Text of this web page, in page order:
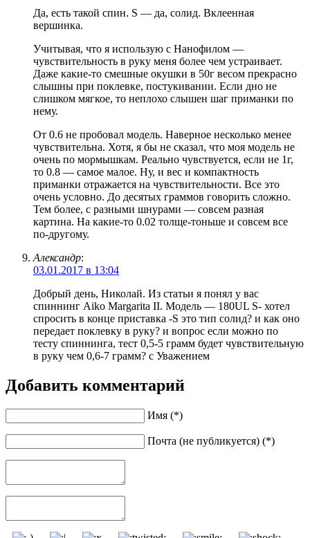
Да, есть такой спин. S — да, солид. Вклеенная
вершинка.
Учитывая, что я использую с Нанофилом —
чувствительность в руку меня более чем устраивает.
Даже какие-то смешные окушки в 50г весом прекрасно
слышны при поклевке, постукивании. Если дно не
слишком мягкое, то неплохо слышен шаг приманки по
нему.
От 0.6 не пробовал модель. Наверное несколько менее
чувствительна. Хотя, я бы не сказал, что моя модель не
очень по мормышкам. Реально чувствуется, если не 1г,
то 0.8 — самое малое. Ну, и вес и компактность
приманки отражается на чувствительности. Все это
очень условно. До десятых граммов говорить сложно.
Тем более, с разными шнурами — совсем разная
картина. На какие-то 0.02 толще-тоньше и совсем все
по-другому.
Александр:
03.01.2017 в 13:04
Добрый день, Николай. Из статьи я понял у вас
спиннинг Aiko Margarita II. Модель — 180UL S- хотел
спросить в конце приставка -S это тип солид? и как оно
передает поклевку в руку? и вопрос если можно по
тесту спиннинга, тест 0,5-5 грамм будет чувствительную
в руку чем 0,6-7 грамм? c Уважением
Добавить комментарий
Имя (*)
Почта (не публикуется) (*)